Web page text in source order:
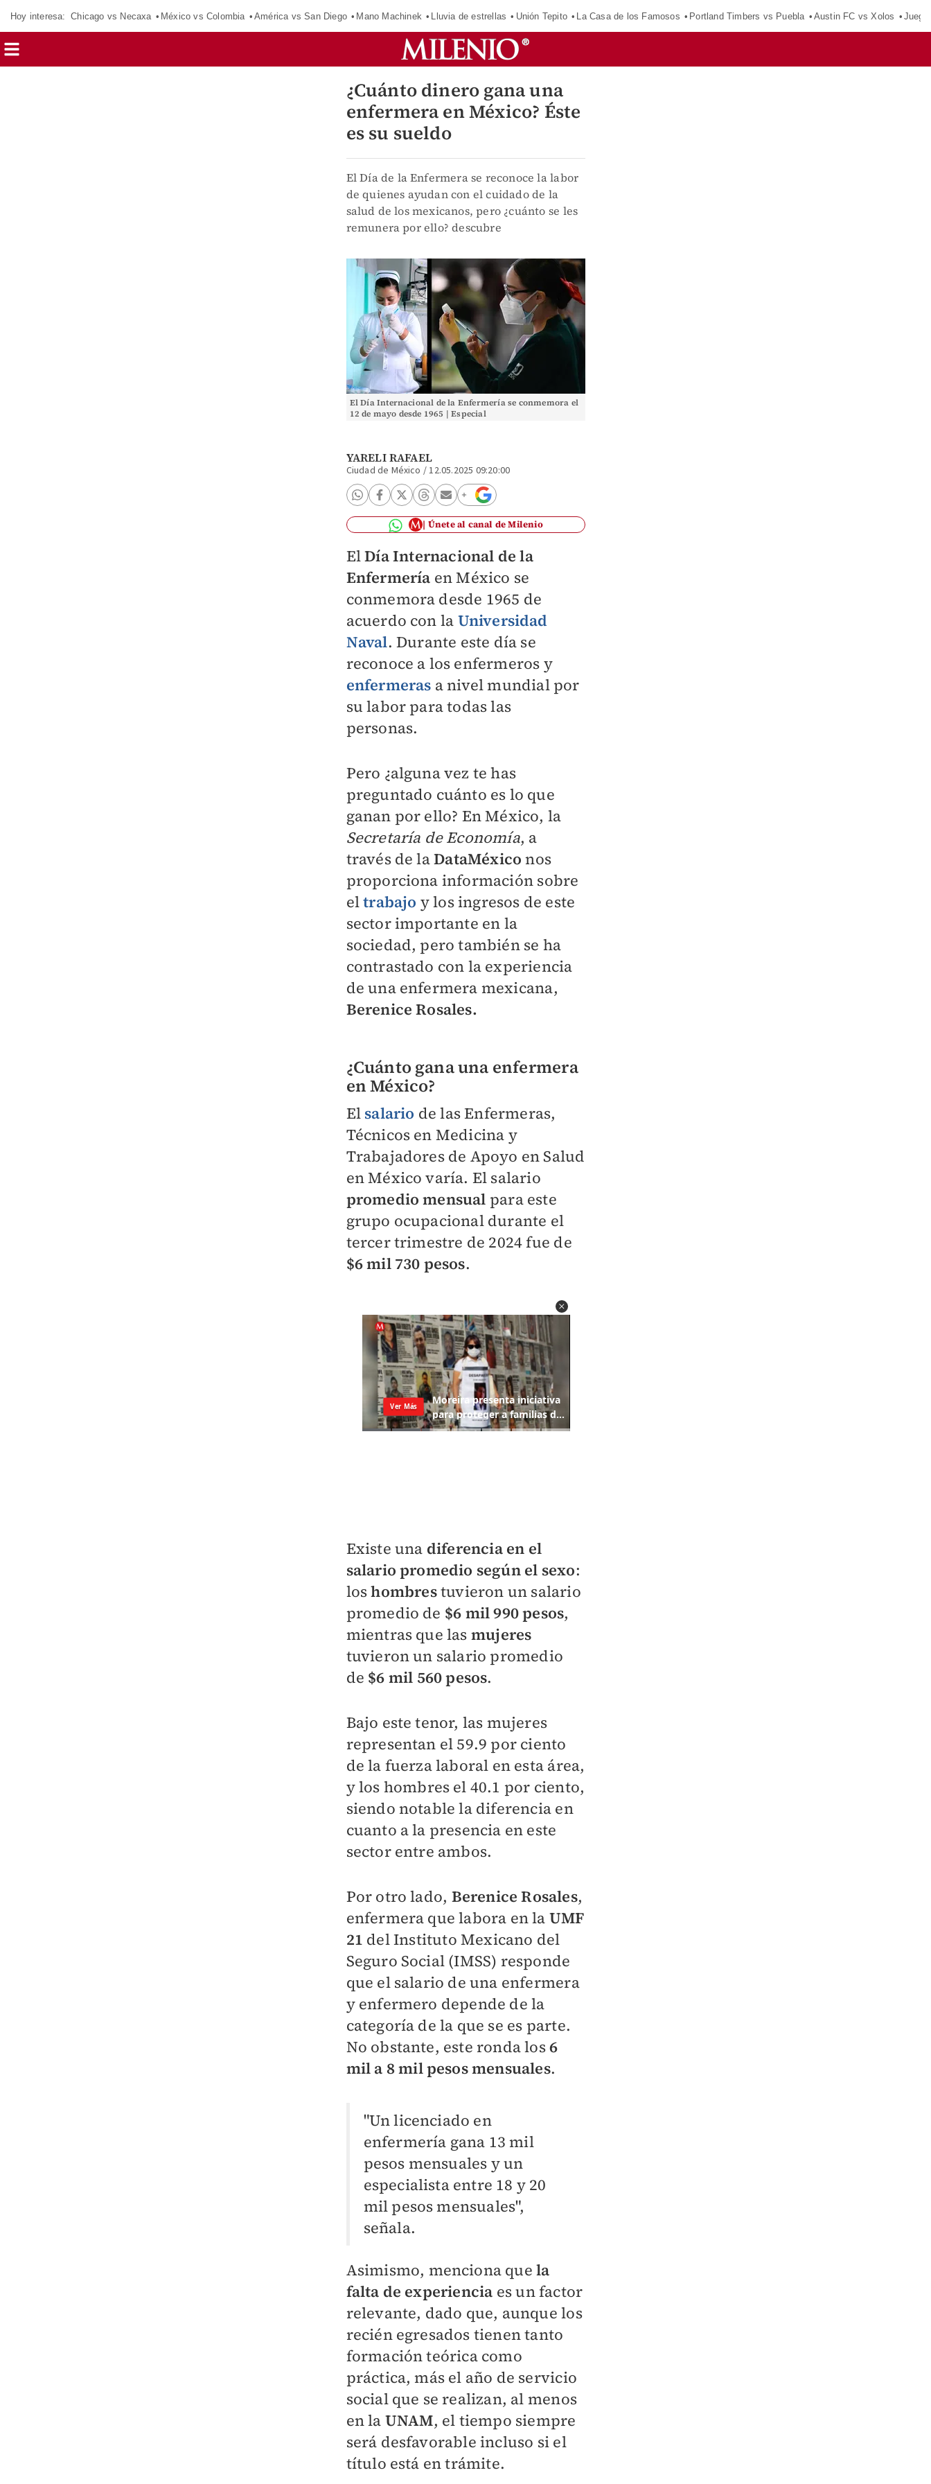
Hoy interesa: Chicago vs Necaxa México vs Colombia América vs San Diego Mano Machinek Lluvia de estrellas Unión Tepito La Casa de los Famosos Portland Timbers vs Puebla Austin FC vs Xolos
¿Cuánto dinero gana una
enfermera en México? Éste
es su sueldo
El Día de la Enfermera se reconoce la labor
de quienes ayudan con el cuidado de la
salud de los mexicanos, pero ¿cuánto se les
remunera por ello? descubre
El Día Internacional de la Enfermería se conmemora el
12 de mayo desde 1965 | Especial
YARELI RAFAEL
Ciudad de México /12.05.2025 09:20:00
Únete al canal de Milenio
ElDía Internacional de la
Enfermería en México se
conmemora desde 1965 de
acuerdo con la Universidad
Naval. Durante este día se
reconoce a los enfermeros y
enfermeras a nivel mundial por
su labor para todas las
personas.
Pero ¿alguna vez te has
preguntado cuánto es lo que
ganan por ello? En México, la
Secretaría de Economía, a
través de laDataMéxico nos
proporciona información sobre
eltrabajo y los ingresos de este
sector importante en la
sociedad, pero también se ha
contrastado con la experiencia
de una enfermera mexicana,
Berenice Rosales.
¿Cuánto gana una enfermera
en México?
El salario de las Enfermeras,
Técnicos en Medicina y
Trabajadores de Apoyo en Salud
en México varía. El salario
promedio mensual para este
grupo ocupacional durante el
tercer trimestre de 2024 fue de
$6 mil 730 pesos.
Existe una diferencia en el
salario promedio según el sexo:
loshombrestuvieron un salario
promedio de $6 mil 990 pesos,
mientras que las mujeres
tuvieron un salario promedio
de $6 mil 560 pesos.
Bajo este tenor, las mujeres
representan el 59.9 por ciento
de la fuerza laboral en esta área,
y los hombres el 40.1 por ciento,
siendo notable la diferencia en
cuanto a la presencia en este
sector entre ambos.
Por otro lado, Berenice Rosales,
enfermera que labora en la UMF
21 del Instituto Mexicano del
Seguro Social (IMSS) responde
que el salario de una enfermera
y enfermero depende de la
categoría de la que se es parte.
No obstante, este ronda los6
mil a 8 mil pesos mensuales.
"Un licenciado en
enfermería gana 13 mil
pesos mensuales y un
especialista entre 18 y 20
mil pesos mensuales",
señala.
Asimismo, menciona quela
falta de experiencia es un factor
relevante, dado que, aunque los
recién egresados tienen tanto
formación teórica como
práctica, más el año de servicio
social que se realizan, al menos
en la UNAM, el tiempo siempre
será desfavorable incluso si el
título está en trámite.